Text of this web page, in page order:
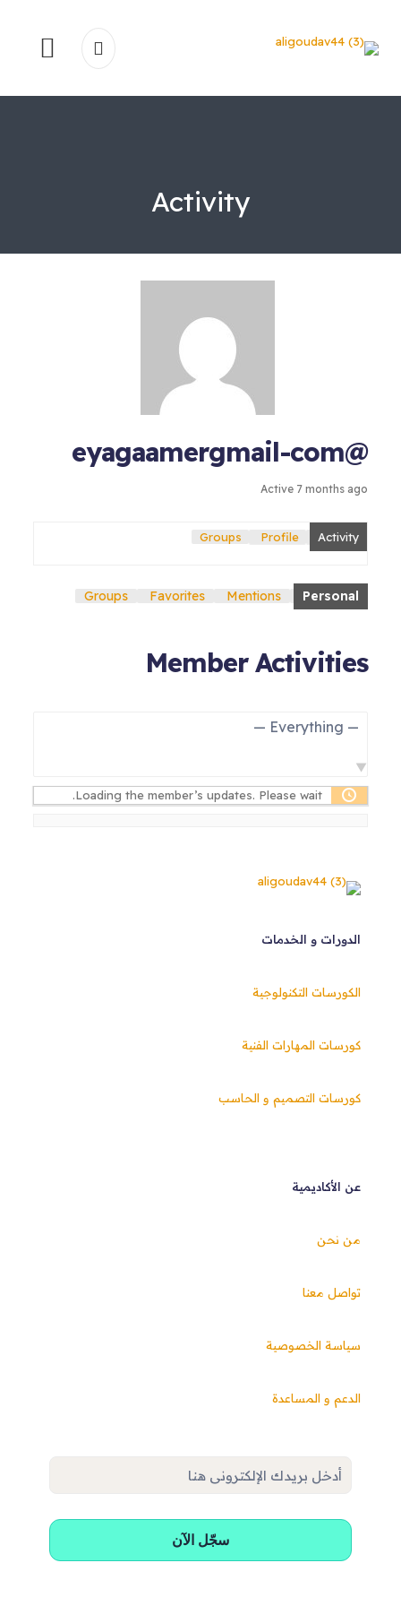
Activity
@eyagaamergmail-com
Active 7 months ago
Activity
Profile
Groups
Personal
Mentions
Favorites
Groups
Member Activities
Show:
Loading the member’s updates. Please wait.
الدورات و الخدمات
الكورسات التكنولوجية
كورسات المهارات الفنية
كورسات التصميم و الحاسب
عن الأكاديمية
من نحن
تواصل معنا
سياسة الخصوصية
الدعم و المساعدة